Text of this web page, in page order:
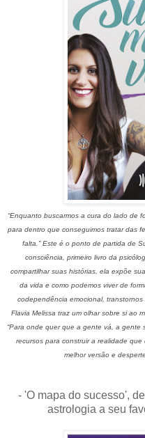
“Enquanto buscarmos a cura do lado de
para dentro que conseguimos tratar das
falta.” Este é o ponto de partida de
consciência, primeiro livro da
compartilhar suas histórias, ela expõe
da vida e como podemos viver de
codependência emocional,
Flavia Melissa traz um olhar sobre si ao
“Para onde quer que a gente vá, a gente
recursos para construir a realidade
melhor versão e
- 'O mapa do sucesso',
astrologia a seu